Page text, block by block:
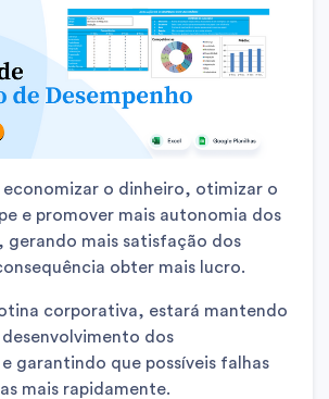
o dinheiro, otimizar o
e promover mais autonomia dos
gerando mais satisfação dos
obter mais lucro.
corporativa, estará mantendo
dos
garantindo que possíveis falhas
mais rapidamente.